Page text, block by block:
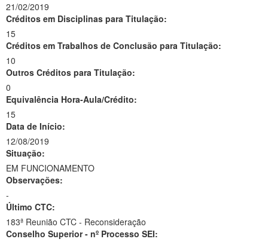
21/02/2019
Créditos em Disciplinas para Titulação:
15
Créditos em Trabalhos de Conclusão para Titulação:
10
Outros Créditos para Titulação:
0
Equivalência Hora-Aula/Crédito:
15
Data de Início:
12/08/2019
Situação:
EM FUNCIONAMENTO
Observações:
-
Último CTC:
183ª Reunião CTC - Reconsideração
Conselho Superior - nº Processo SEI: